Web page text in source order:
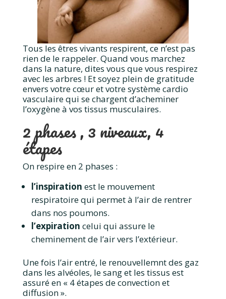
Tous les êtres vivants respirent, ce n’est pas
rien de le rappeler. Quand vous marchez
dans la nature, dites vous que vous respirez
avec les arbres ! Et soyez plein de gratitude
envers votre cœur et votre système cardio
vasculaire qui se chargent d’acheminer
l’oxygène à vos tissus musculaires.
2 phases , 3 niveaux, 4
étapes
On respire en 2 phases :
l’inspiration est le mouvement
respiratoire qui permet à l’air de rentrer
dans nos poumons.
l’expiration celui qui assure le
cheminement de l’air vers l’extérieur.
Une fois l’air entré, le renouvellemnt des gaz
dans les alvéoles, le sang et les tissus est
assuré en « 4 étapes de convection et
diffusion ».